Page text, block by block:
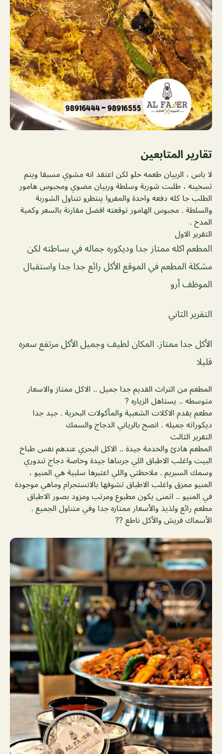
تقارير المتابعين
لا باس ، الربيان طعمه حلو لكن اعتقد انه مشوي مسبقا ويتم
تسخينه ، طلبت شوربة وسلطة وربيان مضوي ومجبوس هامور
الطلب جا كله دفعه واحدة والمفرو١ ينتظرو نتناول الشوربة
والسلطة . مجبوس الهامور توقعته افضل مقارنة بالسعر وكمية
المدح .
التقرير الاول
المطعم اكله ممتاز جدا وديكوره جماله في بساطته لكن
مشكلة المطعم في الموقع الأكل رائع جدا جدا واستقبال
الموظف أرو
التقرير الثاني
الأكل جدا ممتاز. المكان لطيف وجميل الأكل مرتفع سعره
قليلا
المطعم من التراث القديم جدا جميل .. الاكل ممتاز والاسعار
متوسطه .. يستاهل الزياره ?
مطعم يقدم الاكلات الشعبية والمأكولات البحرية . جيد جدا
ديكوراته جميله . انصح بالرياني الدجاج والسمك
التقرير الثالث
المطعم هادئ والخدمة جيدة .. الاكل البحري عندهم نفس طباخ
البيت واغلب الاطباق اللي جربناها جيدة وخاصة دجاج تندوري
وسمك السبريم . ملاحظتي واللي اعتبرها سلبية هي المنيو ،
المنيو ممزق واغلب الاطباق تشوفها بالانستجرام وماهي موجودة
في المنيو .. اتمنى يكون مطبوع ومرتب ومزود بصور الاطباق
مطعم رائع ولذيذ والأسعار ممتازه جدا وفي متناول الجميع .
الأسماك فريش والأكل ناطع ??